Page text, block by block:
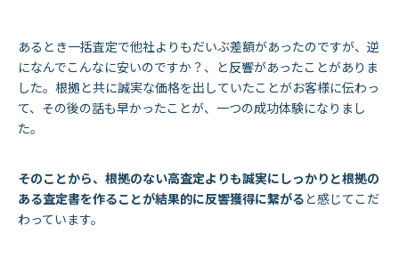
あるとき一括査定で他社よりもだいぶ差額があったのですが、逆
になんでこんなに安いのですか？、と反響があったことがありま
した。根拠と共に誠実な価格を出していたことがお客様に伝わっ
て、その後の話も早かったことが、一つの成功体験になりまし
た。
そのことから、根拠のない高査定よりも誠実にしっかりと根拠の
ある査定書を作ることが結果的に反響獲得に繋がると感じてこだ
わっています。